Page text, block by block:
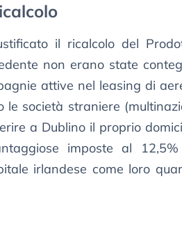
il ricalcolo del
non erano state
attive nel leasing di
le società straniere
a Dublino il proprio
imposte al
irlandese come loro